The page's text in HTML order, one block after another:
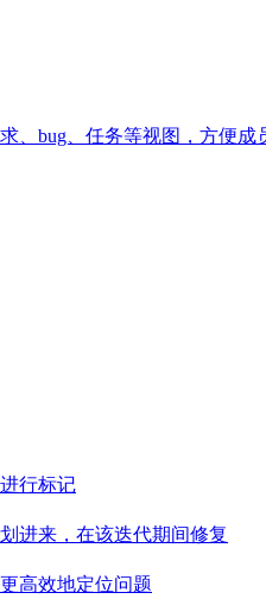
、bug、任务等视图，方便成
行标记
进来，在该迭代期间修复
高效地定位问题